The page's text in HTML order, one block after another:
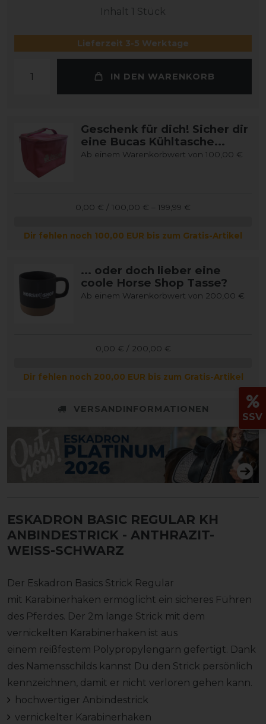
Inhalt 1 Stück
Lieferzeit 3-5 Werktage
IN DEN WARENKORB
Geschenk für dich! Sicher dir
eine Bucas Kühltasche...
Ab einem Warenkorbwert von 100,00 €
0,00 € / 100,00 € – 199,99 €
Dir fehlen noch 100,00 EUR bis zum Gratis-Artikel
... oder doch lieber eine
coole Horse Shop Tasse?
Ab einem Warenkorbwert von 200,00 €
0,00 € / 200,00 €
Dir fehlen noch 200,00 EUR bis zum Gratis-Artikel
VERSANDINFORMATIONEN
ESKADRON BASIC REGULAR KH
ANBINDESTRICK - ANTHRAZIT-
WEISS-SCHWARZ
Der Eskadron Basics Strick Regular
mit Karabinerhaken ermöglicht ein sicheres Führen
des Pferdes. Der 2m lange Strick mit dem
vernickelten Karabinerhaken ist aus
einem reißfestem Polypropylengarn gefertigt. Dank
des Namensschilds kannst Du den Strick persönlich
kennzeichnen, damit er nicht verloren gehen kann.
hochwertiger Anbindestrick
vernickelter Karabinerhaken
SSV